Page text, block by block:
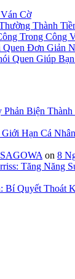
Cờ
Thành
Trong
Đơn Giản
Quen Giúp
Biện
Hạn Cá
on 8
Tăng Năng
Quyết Thoát